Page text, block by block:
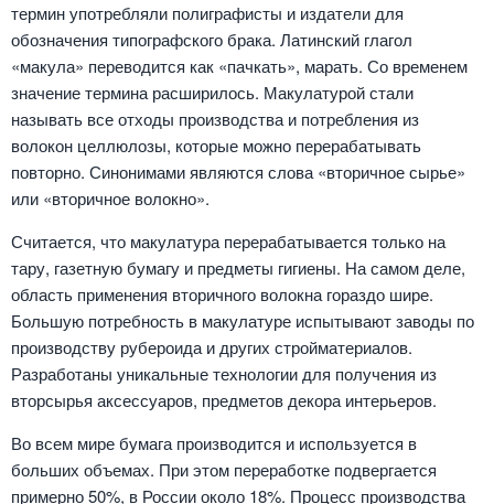
термин употребляли полиграфисты и издатели для
обозначения типографского брака. Латинский глагол
«макула» переводится как «пачкать», марать. Со временем
значение термина расширилось. Макулатурой стали
называть все отходы производства и потребления из
волокон целлюлозы, которые можно перерабатывать
повторно. Синонимами являются слова «вторичное сырье»
или «вторичное волокно».
Считается, что макулатура перерабатывается только на
тару, газетную бумагу и предметы гигиены. На самом деле,
область применения вторичного волокна гораздо шире.
Большую потребность в макулатуре испытывают заводы по
производству рубероида и других стройматериалов.
Разработаны уникальные технологии для получения из
вторсырья аксессуаров, предметов декора интерьеров.
Во всем мире бумага производится и используется в
больших объемах. При этом переработке подвергается
примерно 50%, в России около 18%. Процесс производства